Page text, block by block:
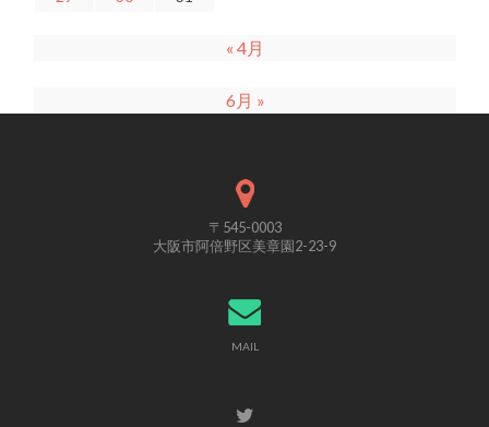
« 4月
6月 »
〒545-0003
大阪市阿倍野区美章園2-23-9
MAIL